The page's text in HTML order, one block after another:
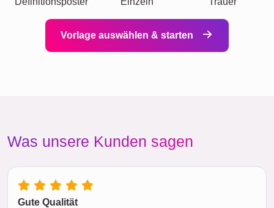
Vorlage auswählen & starten
Was unsere Kunden sagen
Gute Qualität